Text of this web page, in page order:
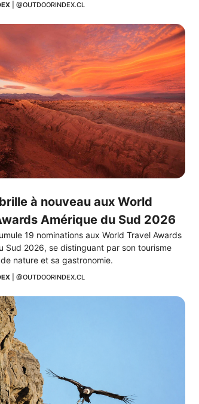
| @OUTDOORINDEX.CL
à nouveau aux World
Amérique du Sud 2026
19 nominations aux World Travel Awards
Sud 2026, se distinguant par son tourisme
nature et sa gastronomie.
| @OUTDOORINDEX.CL